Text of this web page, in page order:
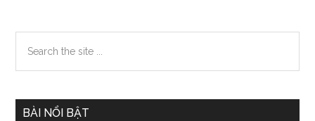
Primary
Sidebar
the
BÀI NỔI BẬT